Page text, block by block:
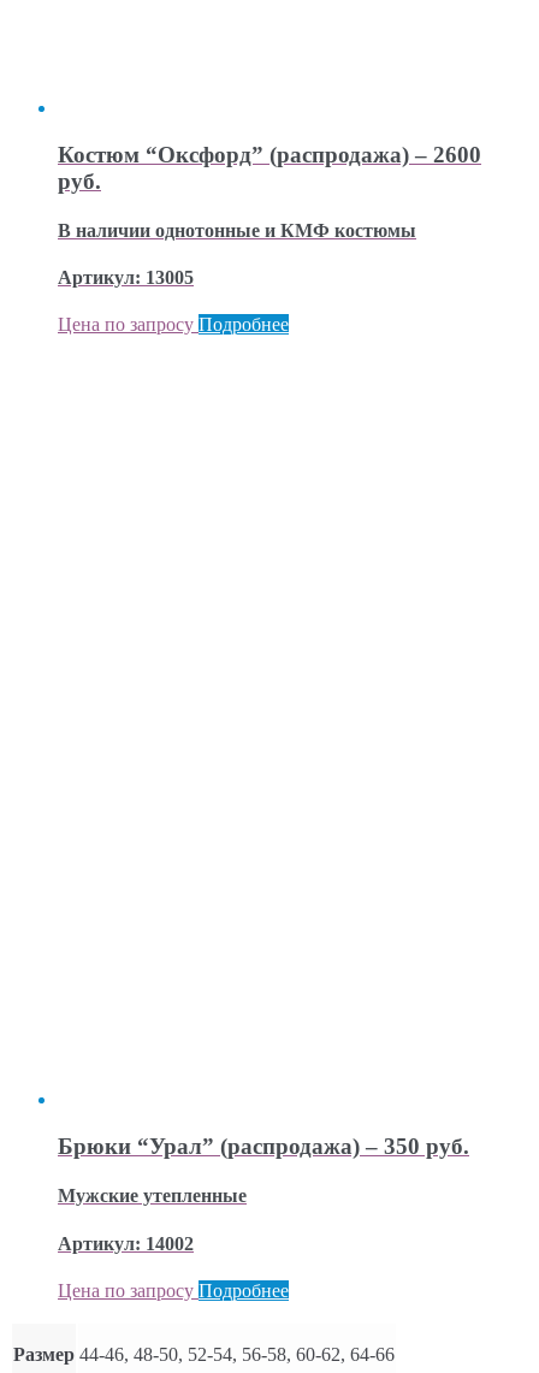
Костюм “Оксфорд” (распродажа) – 2600
руб.
В наличии однотонные и КМФ костюмы
Артикул: 13005
Цена по запросу Подробнее
Брюки “Урал” (распродажа) – 350 руб.
Мужские утепленные
Артикул: 14002
Цена по запросу Подробнее
Размер 44-46, 48-50, 52-54, 56-58, 60-62, 64-66